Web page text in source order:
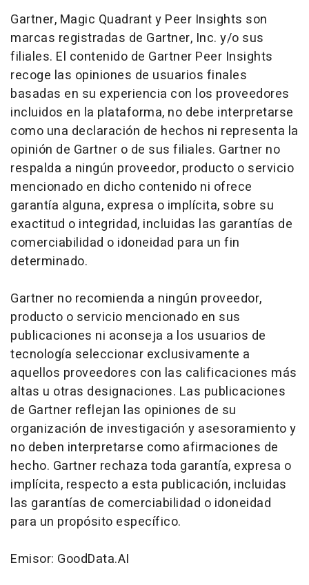
Gartner, Magic Quadrant y Peer Insights son
marcas registradas de Gartner, Inc. y/o sus
filiales. El contenido de Gartner Peer Insights
recoge las opiniones de usuarios finales
basadas en su experiencia con los proveedores
incluidos en la plataforma, no debe interpretarse
como una declaración de hechos ni representa la
opinión de Gartner o de sus filiales. Gartner no
respalda a ningún proveedor, producto o servicio
mencionado en dicho contenido ni ofrece
garantía alguna, expresa o implícita, sobre su
exactitud o integridad, incluidas las garantías de
comerciabilidad o idoneidad para un fin
determinado.
Gartner no recomienda a ningún proveedor,
producto o servicio mencionado en sus
publicaciones ni aconseja a los usuarios de
tecnología seleccionar exclusivamente a
aquellos proveedores con las calificaciones más
altas u otras designaciones. Las publicaciones
de Gartner reflejan las opiniones de su
organización de investigación y asesoramiento y
no deben interpretarse como afirmaciones de
hecho. Gartner rechaza toda garantía, expresa o
implícita, respecto a esta publicación, incluidas
las garantías de comerciabilidad o idoneidad
para un propósito específico.
Emisor: GoodData.AI